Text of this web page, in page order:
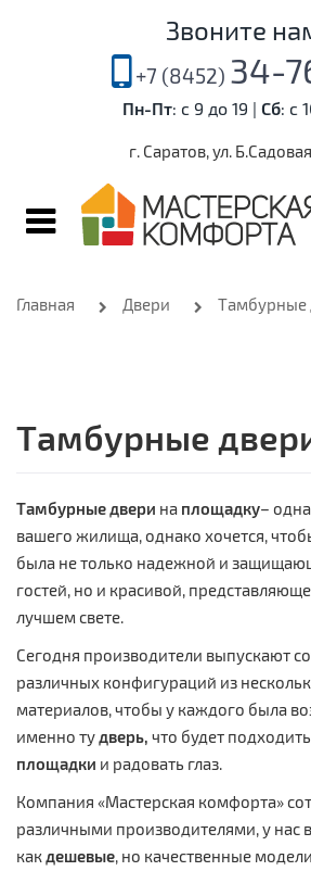
Звоните
34-
Пн-Пт: с 9 до 19 | Сб: с
г. Саратов, ул.
Главная Двери Тамбурные
Тамбурные
Тамбурные двери на площадку–
вашего жилища, однако хочется,
была не только надежной и
гостей, но и красивой,
лучшем свете.
Сегодня производители выпускают
различных конфигураций из
материалов, чтобы у каждого была
именно тудверь, что будет
площадки и радовать глаз.
Компания «Мастерская комфорта»
различными производителями, у нас
какдешевые, но качественные